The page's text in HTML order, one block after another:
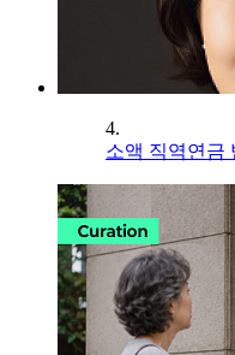
4.
소액 직역연금